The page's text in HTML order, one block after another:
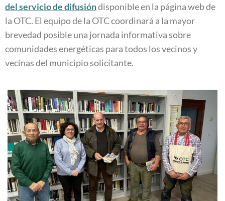
del servicio de difusióndisponible en la página web de
la OTC. El equipo de la OTC coordinará a la mayor
brevedad posible una jornada informativa sobre
comunidades energéticas para todos los vecinos y
vecinas del municipio solicitante.